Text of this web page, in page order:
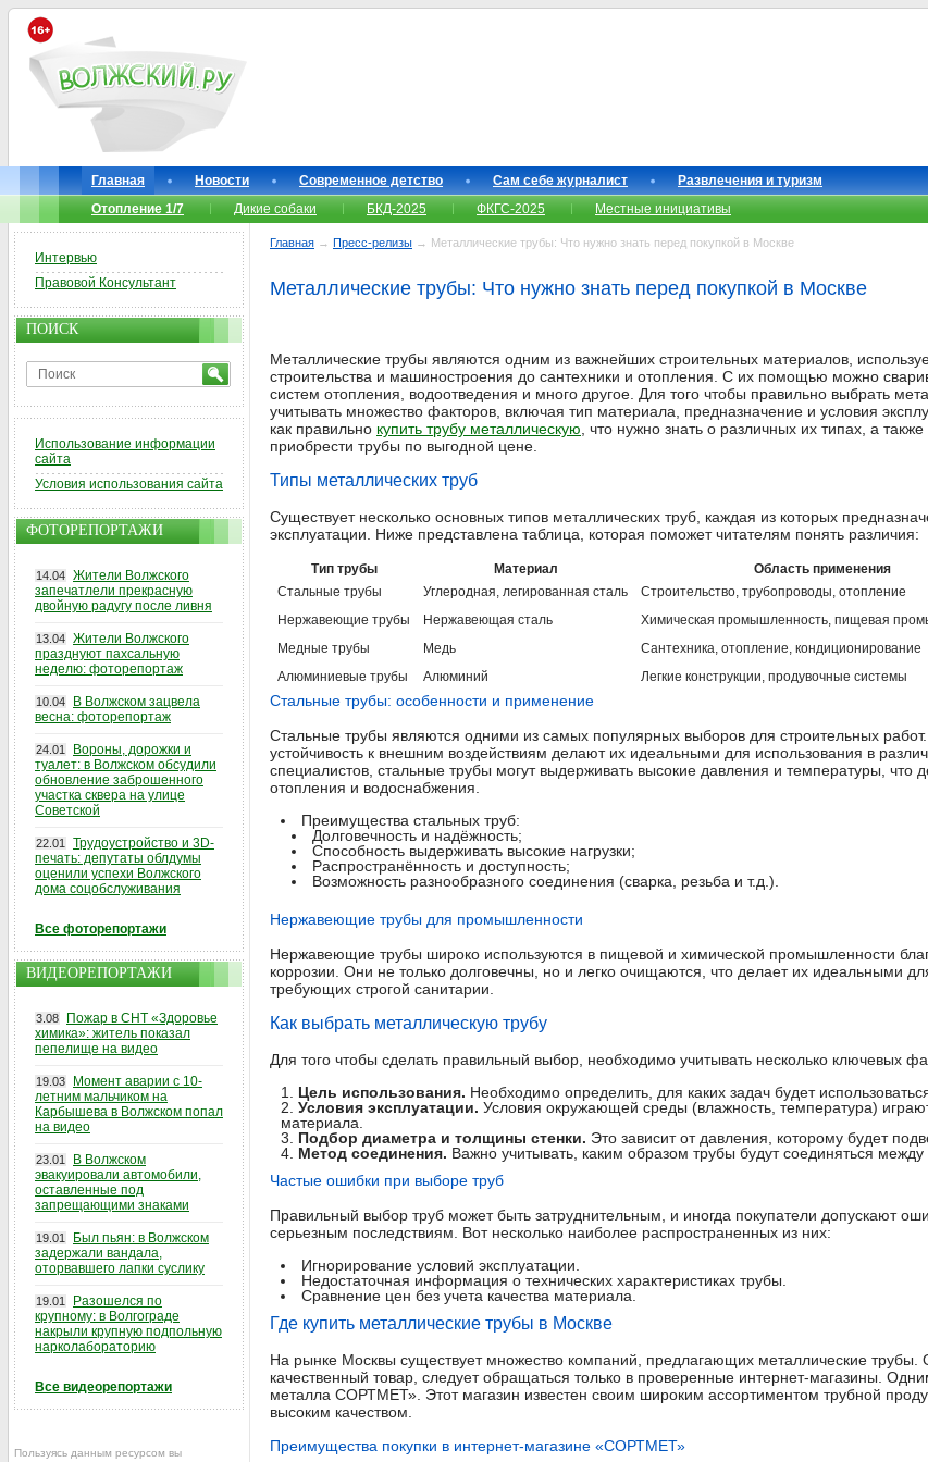
Главная Новости Современное детство Сам себе журналист
Развлечения и туризм
Отопление 1/7
Дикие собаки БКД-2025 ФКГС-2025 Местные инициативы
Главная → Пресс-релизы → Металлические трубы: Что нужно знать перед покупкой в Москве
Металлические трубы: Что нужно знать перед покупкой в Москве
Металлические трубы являются одним из важнейших строительных материалов,
строительства и машиностроения до сантехники и отопления. С их помощью можно
систем отопления, водоотведения и много другое. Для того чтобы правильно выбрать
учитывать множество факторов, включая тип материала, предназначение и условия
как правильно купить трубу металлическую , что нужно знать о различных их типах, а
приобрести трубы по выгодной цене.
Типы металлических труб
Существует несколько основных типов металлических труб, каждая из которых
эксплуатации. Ниже представлена таблица, которая поможет читателям понять различия:
Тип трубы Материал
Область применения
Стальные трубы
Углеродная, легированная сталь
Строительство, трубопроводы, отопление
Нержавеющие трубы
Нержавеющая сталь
Химическая промышленность, пищевая
Медные трубы
Медь
Сантехника, отопление, кондиционирование
Алюминиевые трубы
Алюминий Легкие конструкции, продувочные системы
Стальные трубы: особенности и применение
Стальные трубы являются одними из самых популярных выборов для строительных
устойчивость к внешним воздействиям делают их идеальными для использования в
специалистов, стальные трубы могут выдерживать высокие давления и температуры,
отопления и водоснабжения.
Преимущества стальных труб:
Долговечность и надёжность;
Способность выдерживать высокие нагрузки;
Распространённость и доступность;
Возможность разнообразного соединения (сварка, резьба и т.д.).
Нержавеющие трубы для промышленности
Нержавеющие трубы широко используются в пищевой и химической промышленности
коррозии. Они не только долговечны, но и легко очищаются, что делает их идеальными
требующих строгой санитарии.
Как выбрать металлическую трубу
Для того чтобы сделать правильный выбор, необходимо учитывать несколько ключевых
Цель использования. Необходимо определить, для каких задач будет
Условия эксплуатации. Условия окружающей среды (влажность, температура)
материала.
Подбор диаметра и толщины стенки. Это зависит от давления, которому будет
Метод соединения. Важно учитывать, каким образом трубы будут соединяться между
Частые ошибки при выборе труб
Правильный выбор труб может быть затруднительным, и иногда покупатели допускают
серьезным последствиям. Вот несколько наиболее распространенных из них:
Игнорирование условий эксплуатации.
Недостаточная информация о технических характеристиках трубы.
Сравнение цен без учета качества материала.
Где купить металлические трубы в Москве
На рынке Москвы существует множество компаний, предлагающих металлические трубы.
качественный товар, следует обращаться только в проверенные интернет-магазины.
металла СОРТМЕТ». Этот магазин известен своим широким ассортиментом трубной
высоким качеством.
Преимущества покупки в интернет-магазине «СОРТМЕТ»
Интервью
Правовой Консультант
ПОИСК
Использование информации
сайта
Условия использования сайта
ФОТОРЕПОРТАЖИ
14.04 Жители Волжского
запечатлели прекрасную
двойную радугу после ливня
13.04 Жители Волжского
празднуют пахсальную
неделю: фоторепортаж
10.04
В Волжском зацвела
весна: фоторепортаж
24.01
Вороны, дорожки и
туалет: в Волжском обсудили
обновление заброшенного
участка сквера на улице
Советской
22.01
Трудоустройство и 3D-
печать: депутаты облдумы
оценили успехи Волжского
дома соцобслуживания
Все фоторепортажи
ВИДЕОРЕПОРТАЖИ
3.08
Пожар в СНТ «Здоровье
химика»: житель показал
пепелище на видео
19.03
Момент аварии с 10-
летним мальчиком на
Карбышева в Волжском попал
на видео
23.01
В Волжском
эвакуировали автомобили,
оставленные под
запрещающими знаками
19.01
Был пьян: в Волжском
задержали вандала,
оторвавшего лапки суслику
19.01
Разошелся по
крупному: в Волгограде
накрыли крупную подпольную
нарколабораторию
Все видеорепортажи
Пользуясь данным ресурсом вы